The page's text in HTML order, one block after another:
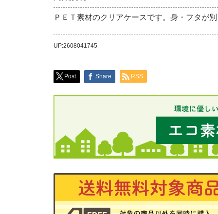
ＰＥＴ素材のクリアケースです。身・フタが
UP:2608041745
Post Share RSS